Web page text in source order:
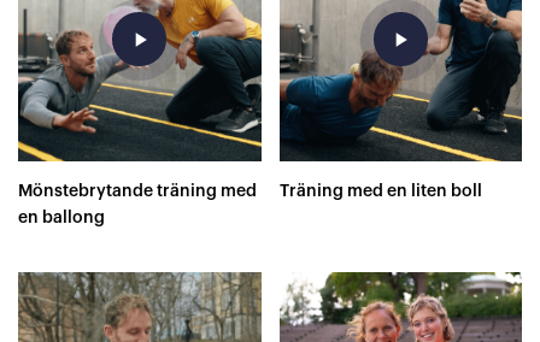
play_arrow
Mönstebrytande träning med
en ballong
play_arrow
Träning med en liten boll